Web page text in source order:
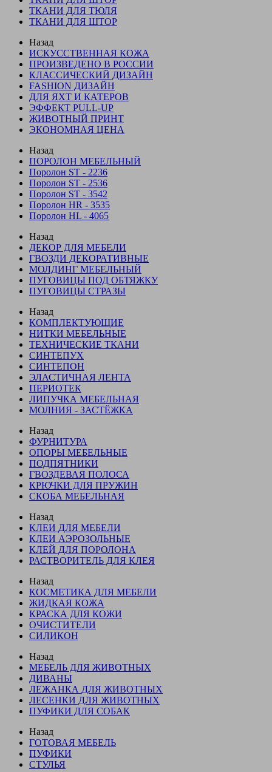
ТКАНИ ДЛЯ ТЮЛЯ
ТКАНИ ДЛЯ ШТОР
Назад
ИСКУССТВЕННАЯ КОЖА
ПРОИЗВЕДЕНО В РОССИИ
КЛАССИЧЕСКИЙ ДИЗАЙН
FASHION ДИЗАЙН
ДЛЯ ЯХТ И КАТЕРОВ
ЭФФЕКТ PULL-UP
ЖИВОТНЫЙ ПРИНТ
ЭКОНОМНАЯ ЦЕНА
Назад
ПОРОЛОН МЕБЕЛЬНЫЙ
Поролон ST - 2236
Поролон ST - 2536
Поролон ST - 3542
Поролон HR - 3535
Поролон HL - 4065
Назад
ДЕКОР ДЛЯ МЕБЕЛИ
ГВОЗДИ ДЕКОРАТИВНЫЕ
МОЛДИНГ МЕБЕЛЬНЫЙ
ПУГОВИЦЫ ПОД ОБТЯЖКУ
ПУГОВИЦЫ СТРАЗЫ
Назад
КОМПЛЕКТУЮЩИЕ
НИТКИ МЕБЕЛЬНЫЕ
ТЕХНИЧЕСКИЕ ТКАНИ
СИНТЕПУХ
СИНТЕПОН
ЭЛАСТИЧНАЯ ЛЕНТА
ПЕРИОТЕК
ЛИПУЧКА МЕБЕЛЬНАЯ
МОЛНИЯ - ЗАСТЁЖКА
Назад
ФУРНИТУРА
ОПОРЫ МЕБЕЛЬНЫЕ
ПОДПЯТНИКИ
ГВОЗДЕВАЯ ПОЛОСА
КРЮЧКИ ДЛЯ ПРУЖИН
СКОБА МЕБЕЛЬНАЯ
Назад
КЛЕИ ДЛЯ МЕБЕЛИ
КЛЕИ АЭРОЗОЛЬНЫЕ
КЛЕЙ ДЛЯ ПОРОЛОНА
РАСТВОРИТЕЛЬ ДЛЯ КЛЕЯ
Назад
КОСМЕТИКА ДЛЯ МЕБЕЛИ
ЖИДКАЯ КОЖА
КРАСКА ДЛЯ КОЖИ
ОЧИСТИТЕЛИ
СИЛИКОН
Назад
МЕБЕЛЬ ДЛЯ ЖИВОТНЫХ
ДИВАНЫ
ЛЕЖАНКА ДЛЯ ЖИВОТНЫХ
ЛЕСЕНКИ ДЛЯ ЖИВОТНЫХ
ПУФИКИ ДЛЯ СОБАК
Назад
ГОТОВАЯ МЕБЕЛЬ
ПУФИКИ
СТУЛЬЯ